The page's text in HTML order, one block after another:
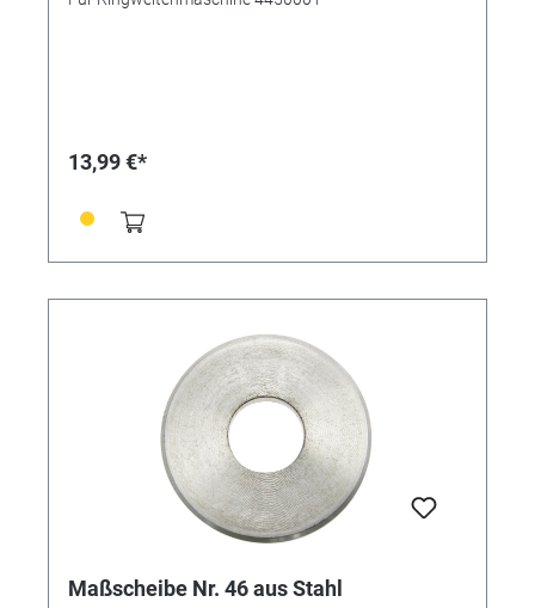
13,99 €*
Maßscheibe Nr. 46 aus Stahl